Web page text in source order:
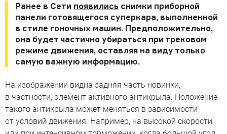
Ранее в Сети появились снимки приборной
панели готовящегося суперкара, выполненной
в стиле гоночных машин. Предположительно,
она будет частично убираться при трековом
режиме движения, оставляя на виду только
самую важную информацию.
На изображении видна задняя часть новинки,
в частности, элемент активного антикрыла. Положение
такого антикрыла может меняться в зависимости
от условий движения. Например, на высокой скорости